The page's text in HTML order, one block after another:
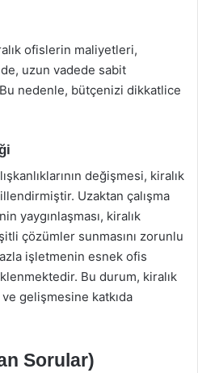
ofislerin maliyetleri,
uzun vadede sabit
nedenle, bütçenizi dikkatlice
değişmesi, kiralık
Uzaktan çalışma
yaygınlaşması, kiralık
çözümler sunmasını zorunlu
işletmenin esnek ofis
Bu durum, kiralık
gelişmesine katkıda
Sorular)